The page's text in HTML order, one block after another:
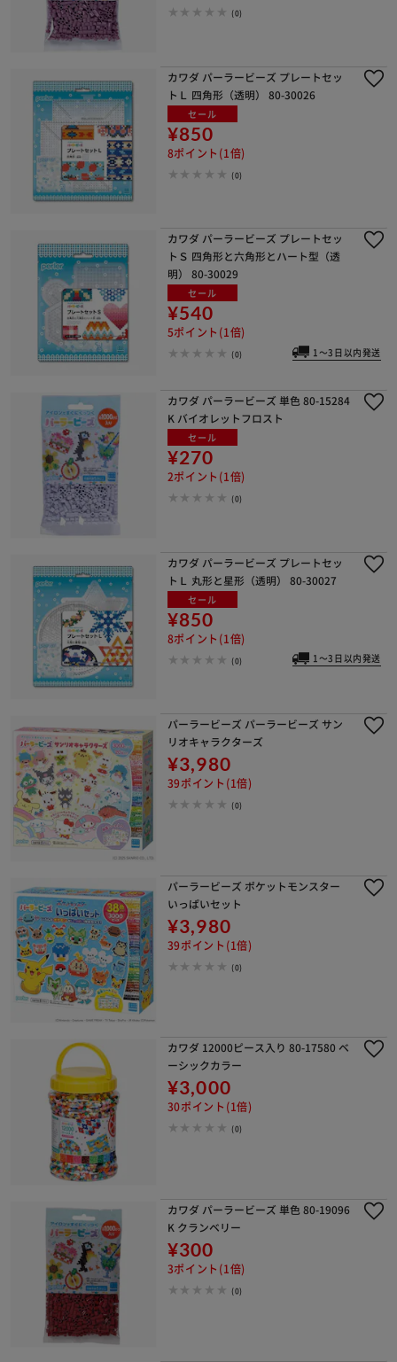
(0)
カワダ パーラービーズ プレートセッ
トＬ 四角形（透明） 80-30026
セール
¥850
8ポイント(1倍)
(0)
カワダ パーラービーズ プレートセッ
トＳ 四角形と六角形とハート型（透
明） 80-30029
セール
¥540
5ポイント(1倍)
(0) 1～3日以内発送
カワダ パーラービーズ 単色 80-15284
K バイオレットフロスト
セール
¥270
2ポイント(1倍)
(0)
カワダ パーラービーズ プレートセッ
トＬ 丸形と星形（透明） 80-30027
セール
¥850
8ポイント(1倍)
(0) 1～3日以内発送
パーラービーズ パーラービーズ サン
リオキャラクターズ
¥3,980
39ポイント(1倍)
(0)
パーラービーズ ポケットモンスター
いっぱいセット
¥3,980
39ポイント(1倍)
(0)
カワダ 12000ピース入り 80-17580 ベ
ーシックカラー
¥3,000
30ポイント(1倍)
(0)
カワダ パーラービーズ 単色 80-19096
K クランベリー
¥300
3ポイント(1倍)
(0)